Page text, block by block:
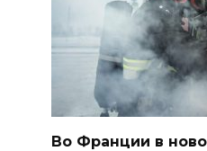
Во Франции в